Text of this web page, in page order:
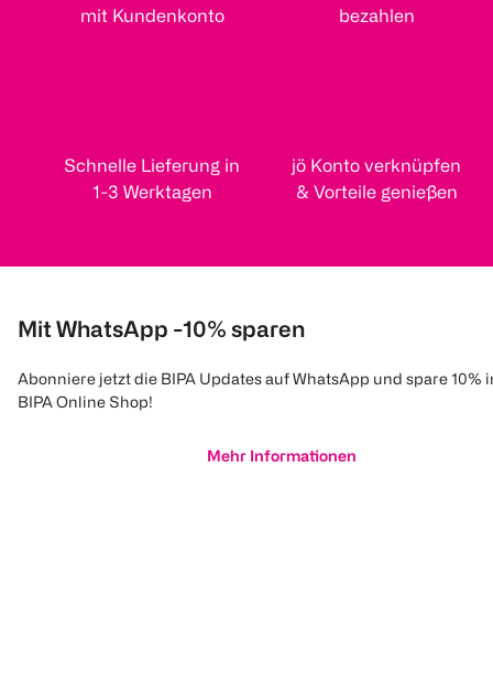
mit Kundenkonto
bezahlen
Schnelle Lieferung in
1-3 Werktagen
jö Konto verknüpfen
& Vorteile genießen
Mit WhatsApp -10% sparen
Abonniere jetzt die BIPA Updates auf WhatsApp und spare 10%
BIPA Online Shop!
Mehr Informationen